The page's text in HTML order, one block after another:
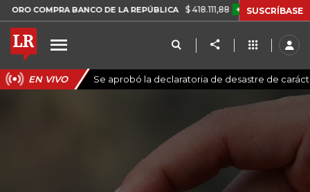
BANCO DE LA REPÚBLICA $ 418.111,88 +$ 9.612,91 +2,35%
SUSCRÍBASE
EN VIVO Se aprobó la declaratoria de desastre de